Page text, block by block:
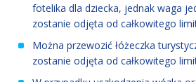
fotelika dla dziecka, jednak waga
zostanie odjęta od całkowitego
Można przewozić łóżeczka
zostanie odjęta od całkowitego